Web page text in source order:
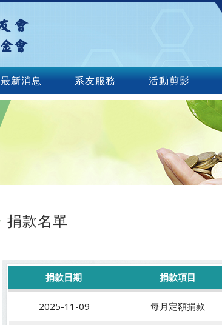
最新消息 系友服務 活動剪影
捐款名單
捐款日期 捐款項目
2025-11-09 每月定額捐款